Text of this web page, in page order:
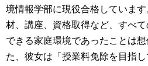
境情報学部に現役合格していま
材、講座、資格取得など、すべ
できる家庭環境であったことは
た、彼女は「授業料免除を目指